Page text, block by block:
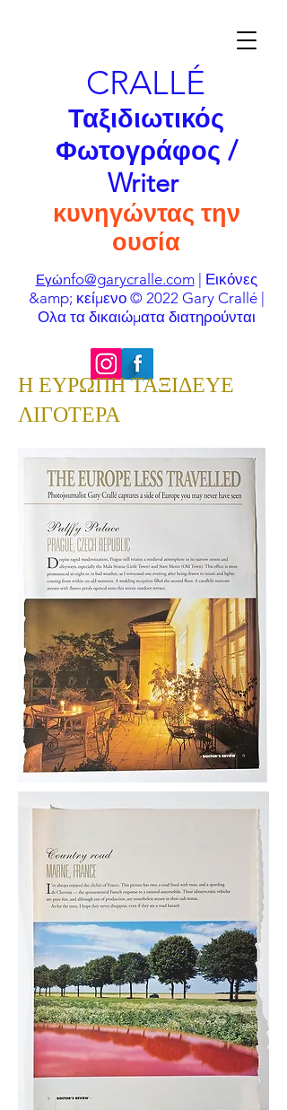
CRALLÉ
Ταξιδιωτικός
Φωτογράφος /
Writer
κυνηγώντας την
ουσία
Εγώnfo@garycralle.com| Εικόνες
&amp; κείμενο © 2022 Gary Crallé |
Ολα τα δικαιώματα διατηρούνται
Η ΕΥΡΩΠΗ ΤΑΞΙΔΕΥΕ
ΛΙΓΟΤΕΡΑ